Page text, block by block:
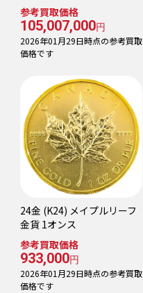
参考買取価格
105,007,000円
2026年01月29日時点の参考買取
価格です
24金 (K24) メイプルリーフ
金貨 1オンス
参考買取価格
933,000円
2026年01月29日時点の参考買取
価格です